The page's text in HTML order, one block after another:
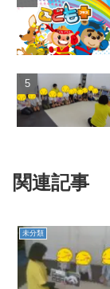
関連記事
未分類